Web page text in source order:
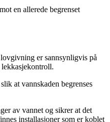
en allerede begrenset
er sannsynligvis på
at vannskaden begrenses
av vannet og sikrer at det
installasjoner som er koblet